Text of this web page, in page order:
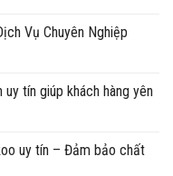
Vụ Chuyên Nghiệp
uy tín giúp khách hàng yên
uy tín – Đảm bảo chất